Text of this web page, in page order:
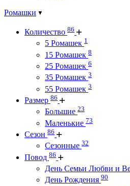
Ромашки
Количество 86
5 Ромашек 1
15 Ромашек 8
25 Ромашек 6
35 Ромашек 3
55 Ромашек 3
Размер 86
Большие 23
Маленькие 73
Сезон 86
Сезонные 32
Повод 86
День Семьи Любви и
День Рождения 90